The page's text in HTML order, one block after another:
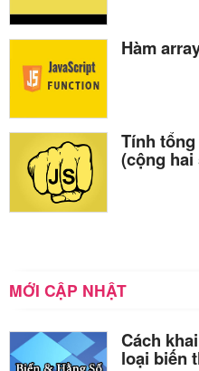
Hàm
Tính
(cộng hai
MỚI CẬP NHẬT
Cách
loại biến